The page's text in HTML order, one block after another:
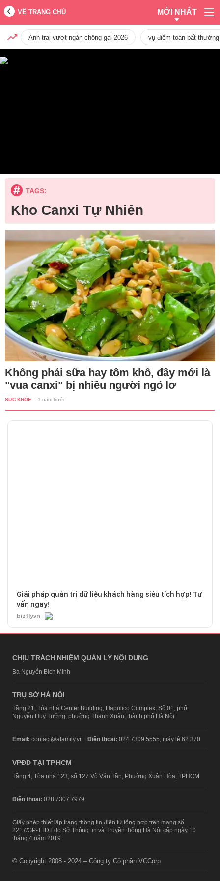
VỀ TRANG CHỦ MỚI NHẤT
Anh trai vượt ngàn chông gai 2026 vụ điểm toán bất
TAGS:
Kho Canxi Tự Nhiên
Không phải sữa hay tôm khô, đây mới là
"vua canxi" bị nhiều người ngó lơ
SỨC KHỎE - 1 năm trước
Giải pháp quản trị dữ liệu khách hàng siêu tích hợp! Tư
vấn ngay!
bizfly.vn
CHỊU TRÁCH NHIỆM QUẢN LÝ NỘI DUNG
Bà Nguyễn Bích Minh
TRỤ SỞ HÀ NỘI
Tầng 21, Tòa nhà Center Building, Hapulico Complex, Số 01, phố
Nguyễn Huy Tưởng, phường Thanh Xuân, thành phố Hà Nội
Email: contact@afamily.vn | Điện thoại: 024 7309 5555, máy lẻ 62.370
VPĐD TẠI TP.HCM
Tầng 4, Tòa nhà 123, số 127 Võ Văn Tần, Phường Xuân Hòa, TPHCM
Điện thoại: 028 7307 7979
Giấy phép thiết lập trang thông tin điện tử tổng hợp trên mạng số
2217/GP-TTĐT do Sở Thông tin và Truyền thông Hà Nội cấp ngày 10
tháng 4 năm 2019
© Copyright 2008 - 2024 – Công ty Cổ phần VCCorp